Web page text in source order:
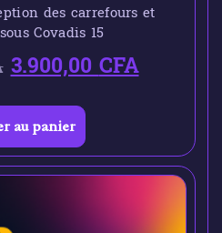
des carrefours et
Covadis 15
3.900,00CFA
au panier